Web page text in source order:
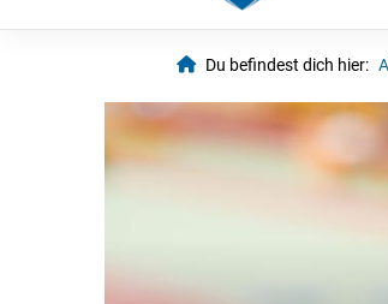
Du befindest dich hier: